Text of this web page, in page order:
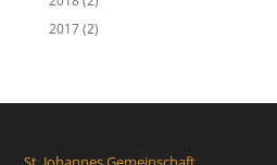
2017(2)